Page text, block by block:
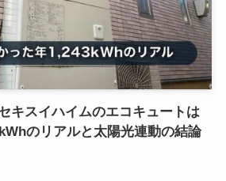
キスイハイムのエコキュートは
のリアルと太陽光連動の結論